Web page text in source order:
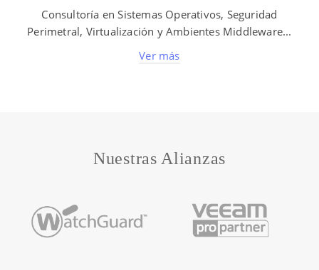
Consultoría en Sistemas Operativos, Seguridad
Perimetral, Virtualización y Ambientes Middleware...
Ver más
Nuestras Alianzas